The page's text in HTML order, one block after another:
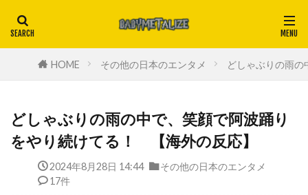
HOME その他の日本のエンタメ どしゃぶりの雨
どしゃぶりの雨の中で、笑顔で阿波踊り
をやり続けてる！ 【海外の反応】
2024年8月28日 14:44
その他の日本のエンタメ
17件